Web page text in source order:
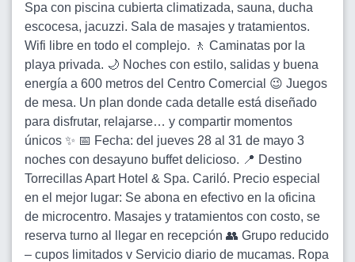
Spa con piscina cubierta climatizada, sauna, ducha
escocesa, jacuzzi. Sala de masajes y tratamientos.
Wifi libre en todo el complejo. 🚶 Caminatas por la
playa privada. 🌙 Noches con estilo, salidas y buena
energía a 600 metros del Centro Comercial 😉 Juegos
de mesa. Un plan donde cada detalle está diseñado
para disfrutar, relajarse… y compartir momentos
únicos ✨ 📅 Fecha: del jueves 28 al 31 de mayo 3
noches con desayuno buffet delicioso. 📍 Destino
Torrecillas Apart Hotel & Spa. Cariló. Precio especial
en el mejor lugar: Se abona en efectivo en la oficina
de microcentro. Masajes y tratamientos con costo, se
reserva turno al llegar en recepción 👥 Grupo reducido
– cupos limitados v Servicio diario de mucamas. Ropa